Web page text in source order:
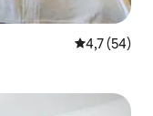
Priemerné
4,7 (54)